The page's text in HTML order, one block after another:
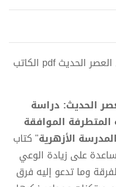
تحميل كتاب مقالات الإسلاميين في العصر الحديث pdf الكاتب
الحديث: دراسة
المتطرفة الموافقة
الأزهرية" كتاب
على زيادة الوعي
وما تدعو إليه فرق